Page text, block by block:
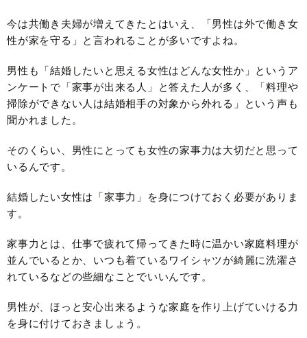
今は共働き夫婦が増えてきたとはいえ、「男性は外で働き女
性が家を守る」と言われることが多いですよね。
男性も「結婚したいと思える女性はどんな女性か」というア
ンケートで「家事が出来る人」と答えた人が多く、「料理や
掃除ができない人は結婚相手の対象から外れる」という声も
聞かれました。
そのくらい、男性にとっても女性の家事力は大切だと思って
いるんです。
結婚したい女性は「家事力」を身につけておく必要がありま
す。
家事力とは、仕事で疲れて帰ってきた時に温かい家庭料理が
並んでいるとか、いつも着ているワイシャツが綺麗に洗濯さ
れているなどの些細なことでいいんです。
男性が、ほっと安心出来るような家庭を作り上げていける力
を身に付けておきましょう。